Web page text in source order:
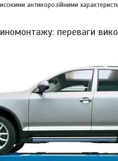
антикорозійними
переваги